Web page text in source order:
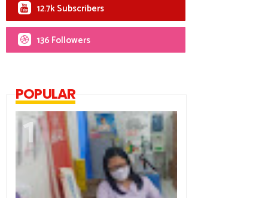
12.7k Subscribers
136 Followers
POPULAR